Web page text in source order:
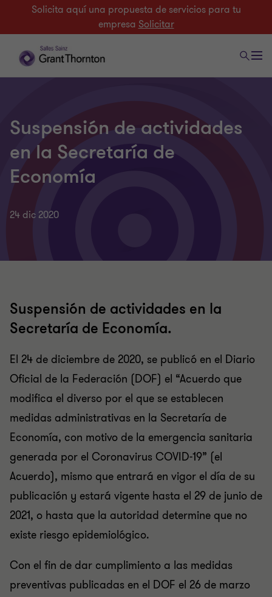
Solicita aquí una propuesta de servicios para tu
empresa Solicitar
Suspensión de actividades
en la Secretaría de
Economía
24 dic 2020
Suspensión de actividades en la
Secretaría de Economía.
El 24 de diciembre de 2020, se publicó en el Diario
Oficial de la Federación (DOF) el “Acuerdo que
modifica el diverso por el que se establecen
medidas administrativas en la Secretaría de
Economía, con motivo de la emergencia sanitaria
generada por el Coronavirus COVID-19” (el
Acuerdo), mismo que entrará en vigor el día de su
publicación y estará vigente hasta el 29 de junio de
2021, o hasta que la autoridad determine que no
existe riesgo epidemiológico.
Con el fin de dar cumplimiento a las medidas
preventivas publicadas en el DOF el 26 de marzo